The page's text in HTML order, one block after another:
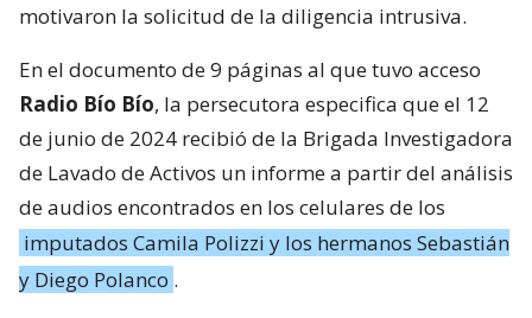
motivaron la solicitud de la diligencia intrusiva.
En el documento de 9 páginas al que tuvo acceso
Radio Bío Bío, la persecutora especifica que el 12
de junio de 2024 recibió de la Brigada Investigadora
de Lavado de Activos un informe a partir del análisis
de audios encontrados en los celulares de los
imputados Camila Polizzi y los hermanos Sebastián
y Diego Polanco .